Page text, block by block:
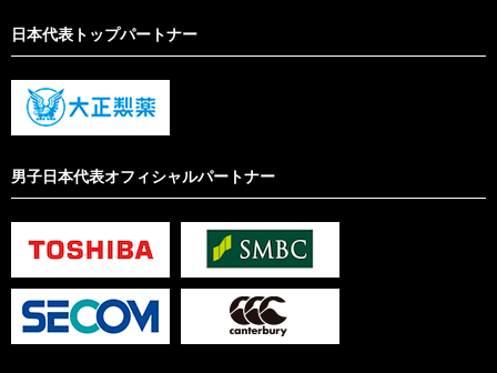
日本代表トップパートナー
男子日本代表オフィシャルパートナー